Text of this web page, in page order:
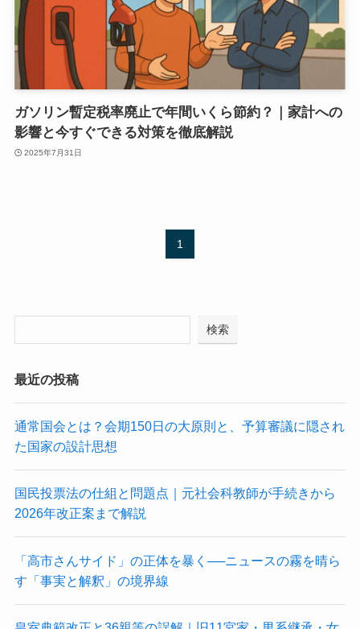
ガソリン暫定税率廃止で年間いくら節約？｜家計への
影響と今すぐできる対策を徹底解説
2025年7月31日
1
検索
最近の投稿
通常国会とは？会期150日の大原則と、予算審議に隠され
た国家の設計思想
国民投票法の仕組と問題点｜元社会科教師が手続きから
2026年改正案まで解説
「高市さんサイド」の正体を暴く──ニュースの霧を晴ら
す「事実と解釈」の境界線